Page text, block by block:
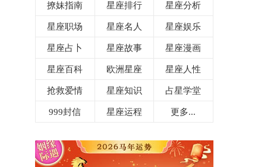
撩妹指南 星座排行 星座分析
星座职场 星座名人 星座娱乐
星座占卜 星座故事 星座漫画
星座百科 欧洲星座 星座人性
抢救爱情 星座知识 占星学堂
999封信 星座运程 更多...